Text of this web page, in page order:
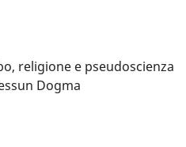
religione e pseudoscienza
Dogma